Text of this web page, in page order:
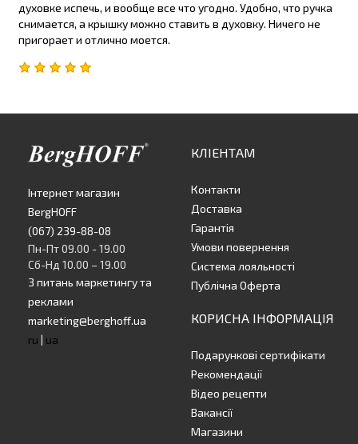
духовке испечь, и вообще все что угодно. Удобно, что ручка
снимается, а крышку можно ставить в духовку. Ничего не
пригорает и отлично моется.
Інтернет магазин
BergHOFF
(067) 239-88-08
Пн-Пт 09.00 - 19.00
Сб-Нд 10.00 – 19.00
З питань маркетингу та
реклами
marketing@berghoff.ua
ru | ua
КЛІЕНТАМ
Контакти
Доставка
Гарантія
Умови повернення
Система лояльності
Публічна Оферта
КОРИСНА ІНФОРМАЦІЯ
Подарункові сертифікати
Рекомендації
Відео рецепти
Вакансії
Магазини